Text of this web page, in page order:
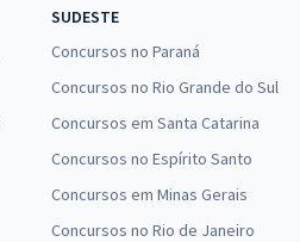
SUDESTE
Concursos no Paraná
Concursos no Rio Grande do Sul
Concursos em Santa Catarina
Concursos no Espírito Santo
Concursos em Minas Gerais
Concursos no Rio de Janeiro